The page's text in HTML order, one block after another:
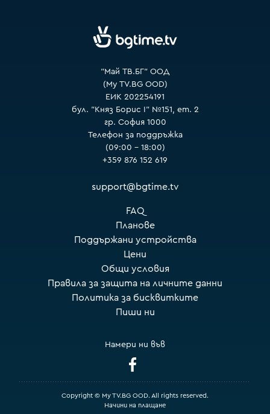
"Май ТВ.БГ" ООД
(My TV.BG OOD)
ЕИК 202254191
бул. "Княз Борис I" №151, ет. 2
гр. София 1000
Телефон за поддръжка
(09:00 – 18:00)
+359 876 152 619
support@bgtime.tv
FAQ
Планове
Поддържани устройства
Цени
Общи условия
Правила за защита на личните данни
Политика за бисквитките
Пиши ни
Намери ни във
Начини на плащане
Copyright © My TV.BG OOD. All rights reserved.